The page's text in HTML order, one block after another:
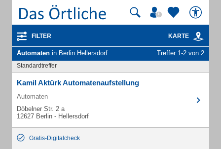
FILTER KARTE
Automaten in Berlin Hellersdorf Treffer 1-2 von 2
Standardtreffer
Kamil Aktürk Automatenaufstellung
Automaten
Döbelner Str. 2 a
12627 Berlin - Hellersdorf
Gratis-Digitalcheck